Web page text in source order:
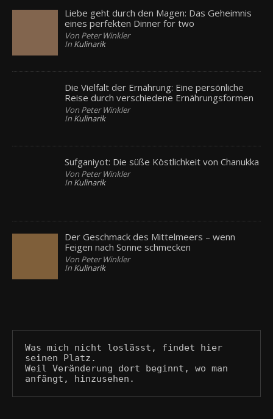
Liebe geht durch den Magen: Das Geheimnis
eines perfekten Dinner for two
Von Peter Winkler
In Kulinarik
Die Vielfalt der Ernährung: Eine persönliche
Reise durch verschiedene Ernährungsformen
Von Peter Winkler
In Kulinarik
Sufganiyot: Die süße Köstlichkeit von Chanukka
Von Peter Winkler
In Kulinarik
Der Geschmack des Mittelmeers – wenn
Feigen nach Sonne schmecken
Von Peter Winkler
In Kulinarik
Was mich nicht loslässt, findet hier
seinen Platz.
Weil Veränderung dort beginnt, wo man
anfängt, hinzusehen.